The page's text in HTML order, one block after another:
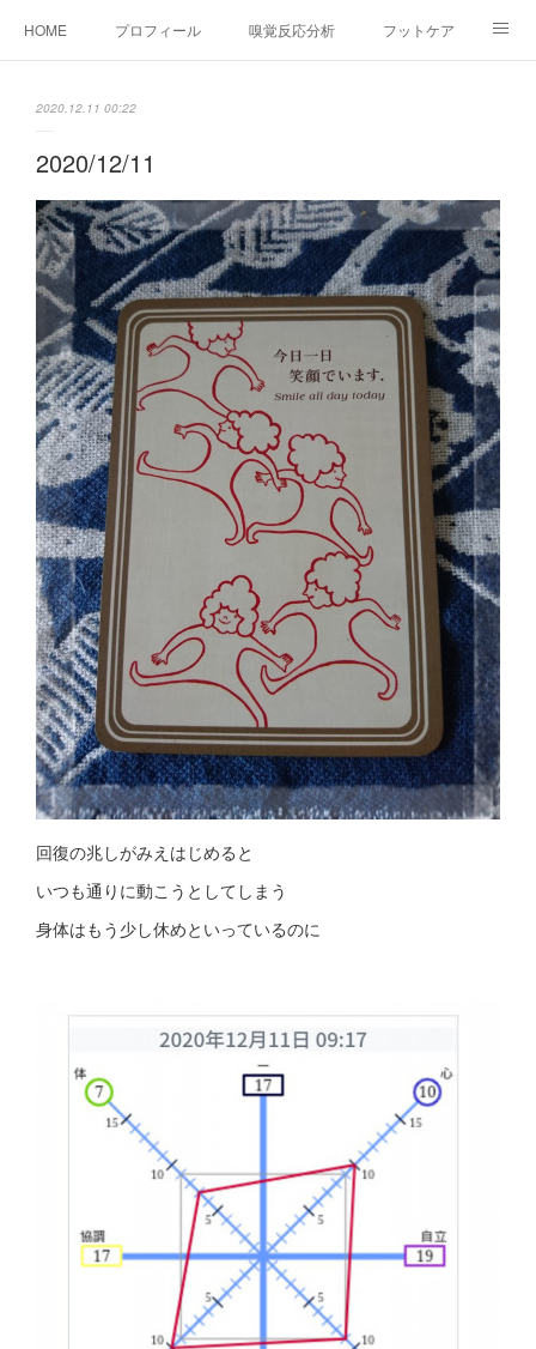
HOME プロフィール 嗅覚反応分析 フットケア
2020.12.11 00:22
2020/12/11
回復の兆しがみえはじめると
いつも通りに動こうとしてしまう
身体はもう少し休めといっているのに